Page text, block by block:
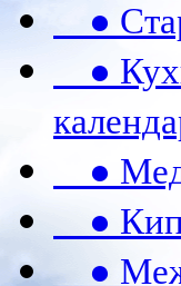
●
●
●
●
●